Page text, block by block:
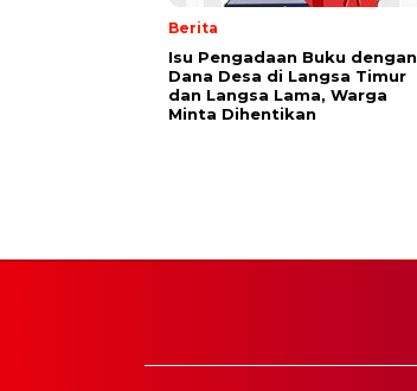
Berita
Isu Pengadaan Buku dengan
Dana Desa di Langsa Timur
dan Langsa Lama, Warga
Minta Dihentikan